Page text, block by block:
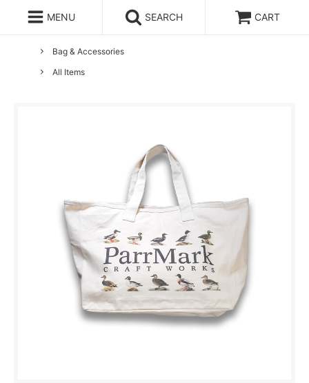
MENU SEARCH CART
Bag & Accessories
All Items